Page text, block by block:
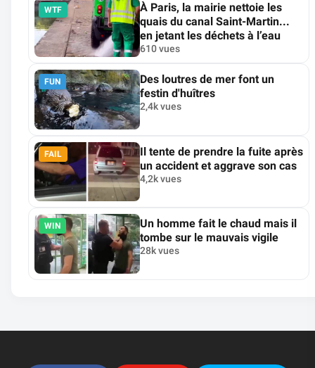
WTF
À Paris, la mairie nettoie les
quais du canal Saint-Martin...
en jetant les déchets à l’eau
610 vues
FUN
Des loutres de mer font un
festin d'huîtres
2,4k vues
FAIL
Il tente de prendre la fuite après
un accident et aggrave son cas
4,2k vues
WIN
Un homme fait le chaud mais il
tombe sur le mauvais vigile
28k vues